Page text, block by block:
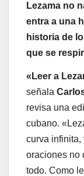
Lezama no
entra a una
historia de
que se
«Leer a
señala
revisa una
cubano.
curva infinita,
oraciones no
todo. Como